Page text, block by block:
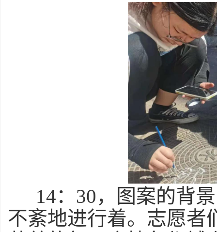
14：30，图案的背
不紊地进行着。志愿者